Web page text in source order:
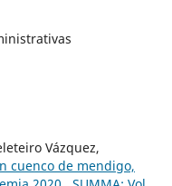
Vázquez,
cuenco de mendigo,